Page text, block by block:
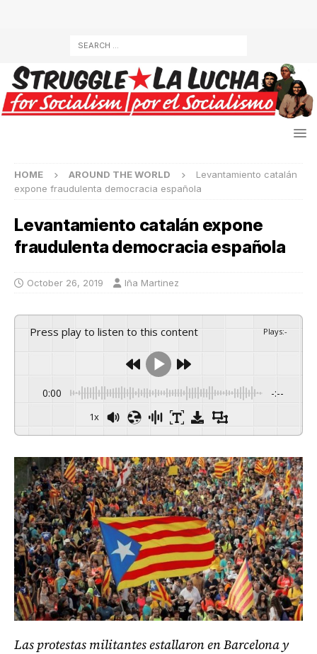
HOME AROUND THE WORLD
Levantamiento catalán
expone fraudulenta democracia española
Levantamiento catalán expone
fraudulenta democracia española
October 26, 2019 Iña Martinez
Press play to listen to this content Plays:-
0:00 -:--
1x
Las protestas militantes estallaron en Barcelona y